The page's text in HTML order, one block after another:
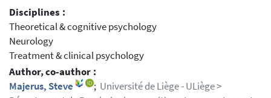
Disciplines :
Theoretical & cognitive psychology
Neurology
Treatment & clinical psychology
Author, co-author :
Majerus, Steve
; Université de Liège - ULiège >